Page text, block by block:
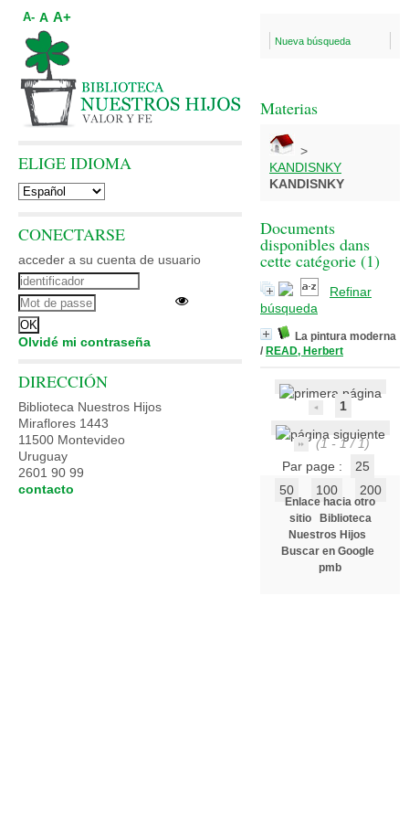
Nueva búsqueda
Materias
>
KANDISNKY
KANDISNKY
Documents
disponibles dans
cette catégorie (1)
Refinar
búsqueda
La pintura moderna
/ READ, Herbert
1
(1 - 1 / 1)
Par page :
25
50
100 200
Enlace hacia otro
sitio
Biblioteca
Nuestros Hijos
Buscar en Google
pmb
A- A A+
ELIGE IDIOMA
CONECTARSE
acceder a su cuenta de usuario
Olvidé mi contraseña
DIRECCIÓN
Biblioteca Nuestros Hijos
Miraflores 1443
11500 Montevideo
Uruguay
2601 90 99
contacto